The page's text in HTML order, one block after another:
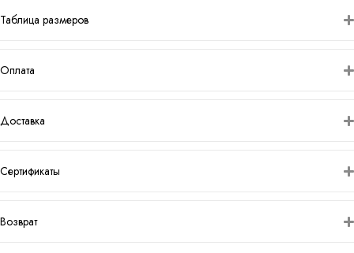
Таблица размеров
Оплата
Доставка
Сертификаты
Возврат